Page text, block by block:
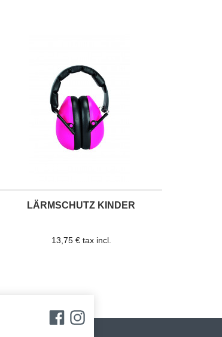
LÄRMSCHUTZ KINDER
13,75 € tax incl.